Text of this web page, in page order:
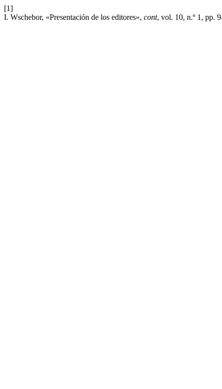
[1]
I. Wschebor, «Presentación de los editores», cont, vol. 10, n.º 1, pp.